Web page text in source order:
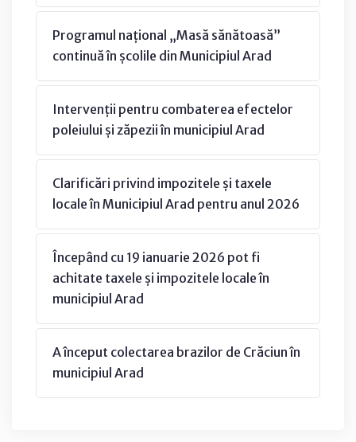
Programul național „Masă sănătoasă”
continuă în școlile din Municipiul Arad
Intervenții pentru combaterea efectelor
poleiului și zăpezii în municipiul Arad
Clarificări privind impozitele și taxele
locale în Municipiul Arad pentru anul 2026
Începând cu 19 ianuarie 2026 pot fi
achitate taxele și impozitele locale în
municipiul Arad
A început colectarea brazilor de Crăciun în
municipiul Arad